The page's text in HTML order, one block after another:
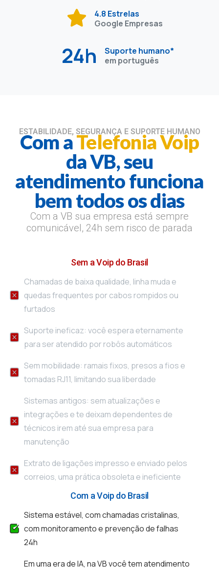
4.8 Estrelas
Google Empresas
24h
Suporte humano*
em português
ESTABILIDADE, SEGURANÇA E SUPORTE HUMANO
Com aTelefonia Voip
da VB, seu
atendimento funciona
bem todos os dias
Com a VB sua empresa está sempre
comunicável, 24h sem risco de parada
Sem a Voip do Brasil
Chamadas de baixa qualidade, linha muda e
quedas frequentes por cabos rompidos ou
furtados
Suporte ineficaz: você espera eternamente
para ser atendido por robôs automáticos
Sem mobilidade: ramais fixos, presos a fios e
tomadas RJ11, limitando sua liberdade
Sistemas antigos: sem atualizações e
integrações e te deixam dependentes de
técnicos irem até sua empresa para
manutenção
Extrato de ligações impresso e enviado pelos
correios, uma prática obsoleta e ineficiente
Com a Voip do Brasil
Sistema estável, com chamadas cristalinas,
com monitoramento e prevenção de falhas
24h
Em uma era de IA, na VB você tem atendimento